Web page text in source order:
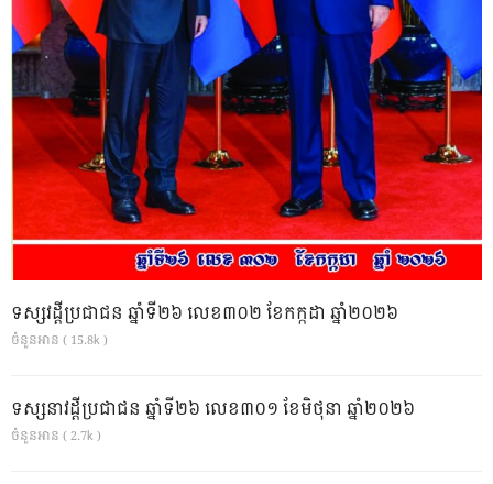
ទស្សវដ្តីប្រជាជន ឆ្នាំទី២៦ លេខ៣០២ ខែកក្កដា ឆ្នាំ២០២៦
ចំនួនអាន ( 15.8k )
ទស្សនាវដ្ដីប្រជាជន ឆ្នាំទី២៦ លេខ៣០១ ខែមិថុនា ឆ្នាំ២០២៦
ចំនួនអាន ( 2.7k )